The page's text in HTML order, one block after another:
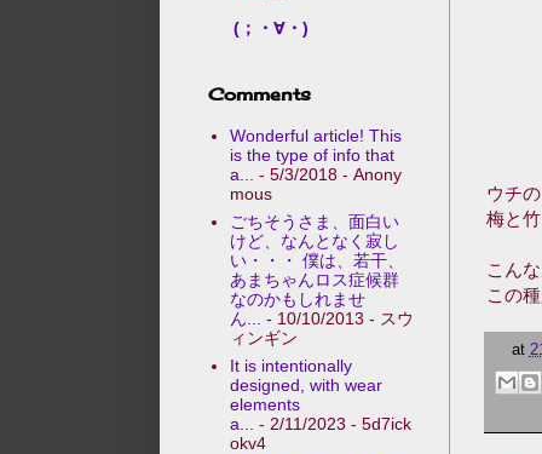
ウチ
梅と
こん
この
at
(；・∀・)
Comments
Wonderful article! This
is the type of info that
a...
- 5/3/2018- Anony
mous
ごちそうさま、面白い
けど、なんとなく寂し
い・・・ 僕は、若干、
あまちゃんロス症候群
なのかもしれませ
ん...
- 10/10/2013 - スウ
ィンギン
It is intentionally
designed, with wear
elements
a...
- 2/11/2023 - 5d7ick
okv4